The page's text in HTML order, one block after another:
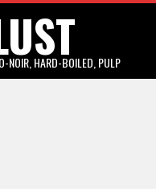
NOIR, HARD-BOILED, PULP